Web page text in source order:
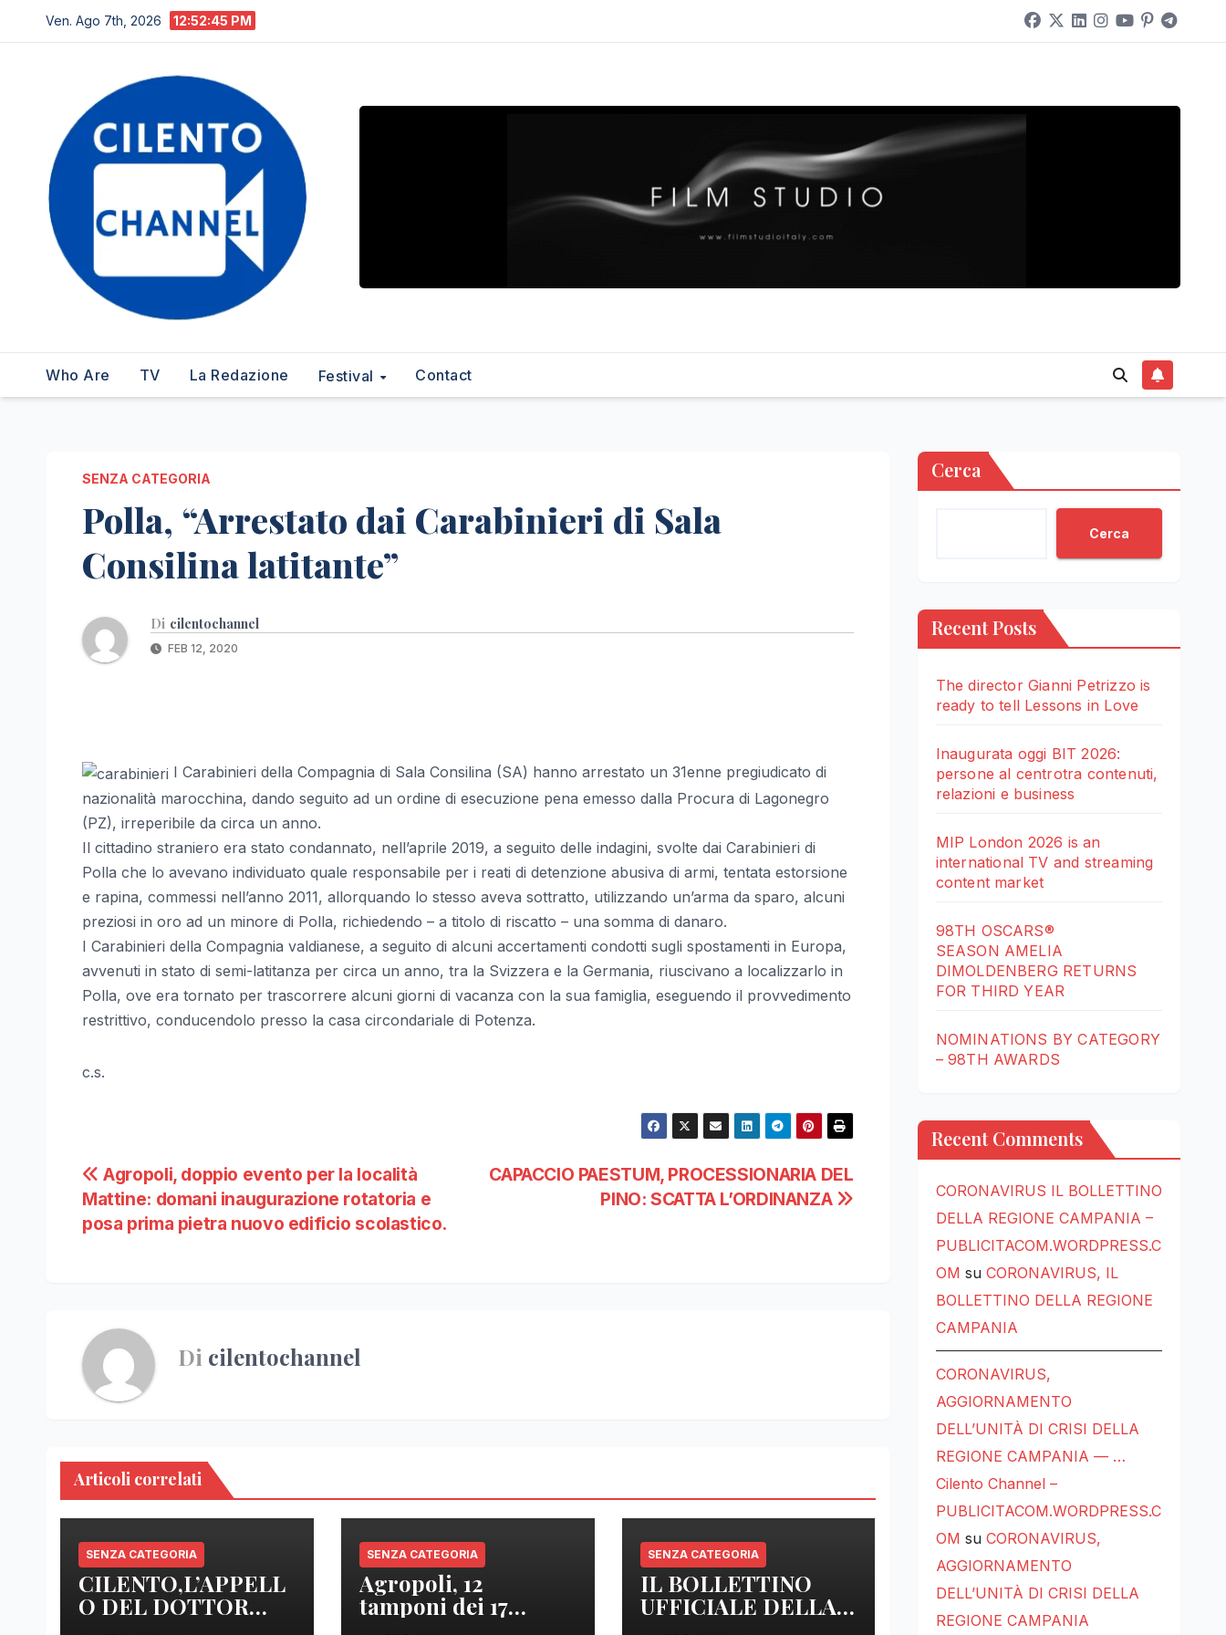
al
Ven. Ago 7th, 2026 12:52:46 PM
Who Are TV La Redazione Festival Contact
SENZA CATEGORIA
Polla, “Arrestato dai Carabinieri di Sala
Consilina latitante”
Di cilentochannel
FEB 12, 2020
I Carabinieri della Compagnia di Sala Consilina (SA) hanno arrestato un 31enne pregiudicato di
nazionalità marocchina, dando seguito ad un ordine di esecuzione pena emesso dalla Procura di Lagonegro
(PZ), irreperibile da circa un anno.
Il cittadino straniero era stato condannato, nell’aprile 2019, a seguito delle indagini, svolte dai Carabinieri di
Polla che lo avevano individuato quale responsabile per i reati di detenzione abusiva di armi, tentata estorsione
e rapina, commessi nell’anno 2011, allorquando lo stesso aveva sottratto, utilizzando un’arma da sparo, alcuni
preziosi in oro ad un minore di Polla, richiedendo – a titolo di riscatto – una somma di danaro.
I Carabinieri della Compagnia valdianese, a seguito di alcuni accertamenti condotti sugli spostamenti in Europa,
avvenuti in stato di semi-latitanza per circa un anno, tra la Svizzera e la Germania, riuscivano a localizzarlo in
Polla, ove era tornato per trascorrere alcuni giorni di vacanza con la sua famiglia, eseguendo il provvedimento
restrittivo, conducendolo presso la casa circondariale di Potenza.
c.s.
Navigazione
articoli
CAPACCIO PAESTUM, PROCESSIONARIA DEL
PINO: SCATTA L’ORDINANZA
Agropoli, doppio evento per la località
Mattine: domani inaugurazione rotatoria e
posa prima pietra nuovo edificio scolastico.
Di cilentochannel
Articoli correlati
SENZA CATEGORIA
CILENTO,L’APPELL
O DEL DOTTOR
SICA: “ NOI MEDICI
SENZA CATEGORIA
Agropoli, 12
tamponi dei 17
analizzati sono
SENZA CATEGORIA
IL BOLLETTINO
UFFICIALE DELLA
REGIONE
Cerca
Cerca
Recent Posts
The director Gianni Petrizzo is
ready to tell Lessons in Love
Inaugurata oggi BIT 2026:
persone al centrotra contenuti,
relazioni e business
MIP London 2026 is an
international TV and streaming
content market
98TH OSCARS®
SEASON AMELIA
DIMOLDENBERG RETURNS
FOR THIRD YEAR
NOMINATIONS BY CATEGORY
– 98TH AWARDS
Recent Comments
CORONAVIRUS IL BOLLETTINO
DELLA REGIONE CAMPANIA –
PUBLICITACOM.WORDPRESS.C
OM su CORONAVIRUS, IL
BOLLETTINO DELLA REGIONE
CAMPANIA
CORONAVIRUS,
AGGIORNAMENTO
DELL’UNITÀ DI CRISI DELLA
REGIONE CAMPANIA — …
Cilento Channel –
PUBLICITACOM.WORDPRESS.C
OM su CORONAVIRUS,
AGGIORNAMENTO
DELL’UNITÀ DI CRISI DELLA
REGIONE CAMPANIA